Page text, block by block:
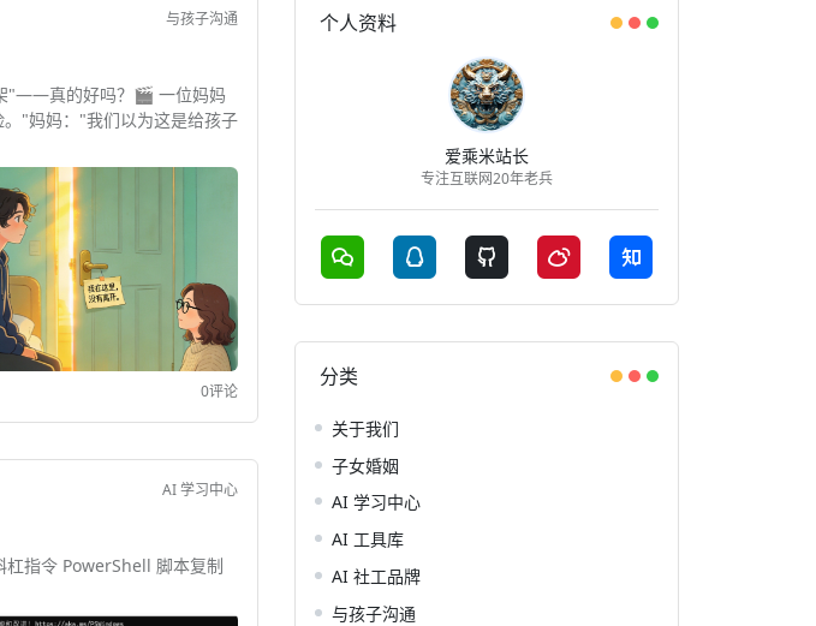
与孩子沟通
"——真的好吗？🎬 一位妈妈
"妈妈："我们以为这是给孩子
0评论
AI 学习中心
指令 PowerShell 脚本复制
个人资料
爱乘米站长
专注互联网20年老兵
分类
关于我们
子女婚姻
AI 学习中心
AI 工具库
AI 社工品牌
与孩子沟通